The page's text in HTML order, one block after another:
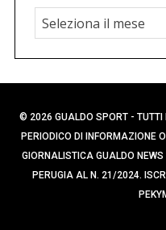
A
r
c
h
i
v
i
© 2026 GUALDO SPORT - TUTTI
PERIODICO DI INFORMAZIONE
GIORNALISTICA GUALDO
PERUGIA AL N. 21/2024.